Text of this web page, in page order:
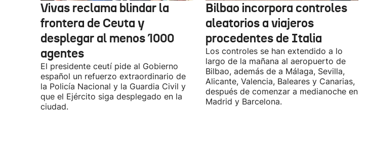
Vivas reclama blindar la
frontera de Ceuta y
desplegar al menos 1000
agentes
El presidente ceutí pide al Gobierno
español un refuerzo extraordinario de
la Policía Nacional y la Guardia Civil y
que el Ejército siga desplegado en la
ciudad.
Bilbao incorpora controles
aleatorios a viajeros
procedentes de Italia
Los controles se han extendido a lo
largo de la mañana al aeropuerto de
Bilbao, además de a Málaga, Sevilla,
Alicante, Valencia, Baleares y Canarias,
después de comenzar a medianoche en
Madrid y Barcelona.